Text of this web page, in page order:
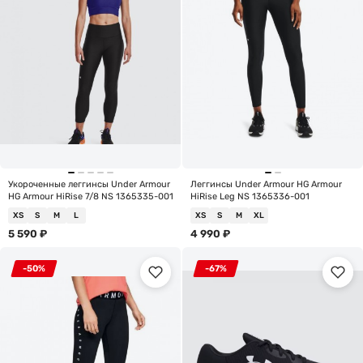
Укороченные леггинсы Under Armour
HG Armour HiRise 7/8 NS 1365335-001
XS S M L
5 590 ₽
Леггинсы Under Armour HG Armour
HiRise Leg NS 1365336-001
XS S M XL
4 990 ₽
-50% -67%